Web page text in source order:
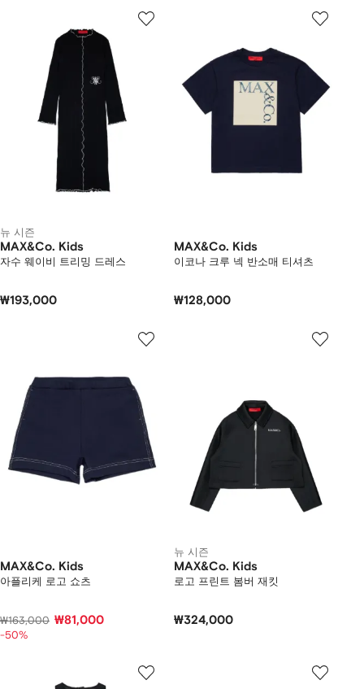
뉴 시즌
MAX&Co. Kids
자수 웨이비 트리밍 드레스
₩193,000
MAX&Co. Kids
이코나 크루 넥 반소매 티셔츠
₩128,000
MAX&Co. Kids
아플리케 로고 쇼츠
₩163,000 ₩81,000
-50%
뉴 시즌
MAX&Co. Kids
로고 프린트 봄버 재킷
₩324,000